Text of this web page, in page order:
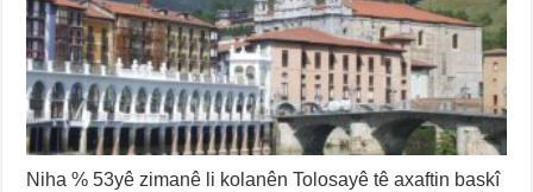
Niha % 53yê zimanê li kolanên Tolosayê tê axaftin baskî